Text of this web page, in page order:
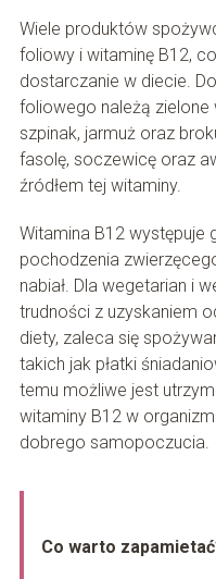
Wiele produktów
foliowy i witaminę B12,
dostarczanie w diecie.
foliowego należą zielone
szpinak, jarmuż oraz
fasolę, soczewicę oraz
źródłem tej witaminy.
Witamina B12 występuje
pochodzenia
nabiał. Dla wegetarian i
trudności z uzyskaniem
diety, zaleca się
takich jak płatki
temu możliwe jest
witaminy B12 w
dobrego samopoczucia.
Co warto